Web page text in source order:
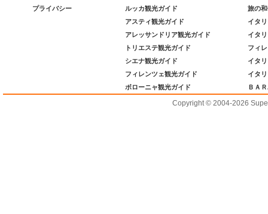
プライバシー
ルッカ観光ガイド
アスティ観光ガイド
アレッサンドリア観光ガイド
トリエステ観光ガイド
シエナ観光ガイド
フィレンツェ観光ガイド
ボローニャ観光ガイド
旅の
イタ
イタ
フィ
イタ
イタ
ＢＡ
Copyright © 2004-2026